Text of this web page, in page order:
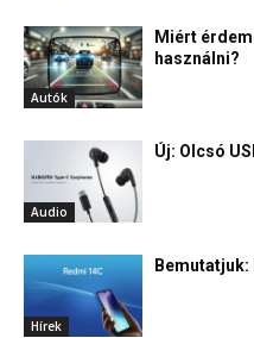
Autók
Miért
használni?
Audio
Új: Olcsó
Hírek
Bemutatjuk: